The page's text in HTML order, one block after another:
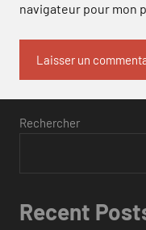
navigateur pour mon
Rechercher
Recent